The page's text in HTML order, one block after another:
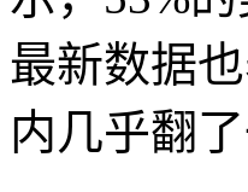
最新数据
内几乎翻了